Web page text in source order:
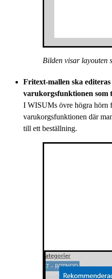
Bilden visar layouten
Fritext-mallen ska
varukorgsfunktionen som
I WISUMs övre högra hörn
varukorgsfunktionen där
till ett beställning.